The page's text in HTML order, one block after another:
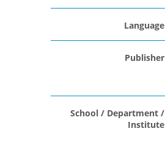
Language
Publisher
School / Department /
Institute